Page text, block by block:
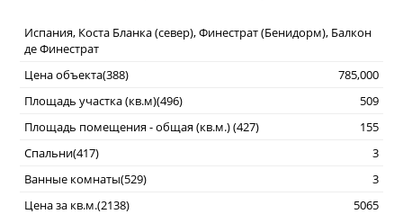
Испания, Коста Бланка (север), Финестрат (Бенидорм), Балкон
де Финестрат
Цена объекта(388)
785,000
Площадь участка (кв.м)(496)
509
Площадь помещения - общая (кв.м.) (427)
155
Спальни(417)
3
Ванные комнаты(529)
3
Цена за кв.м.(2138)
5065